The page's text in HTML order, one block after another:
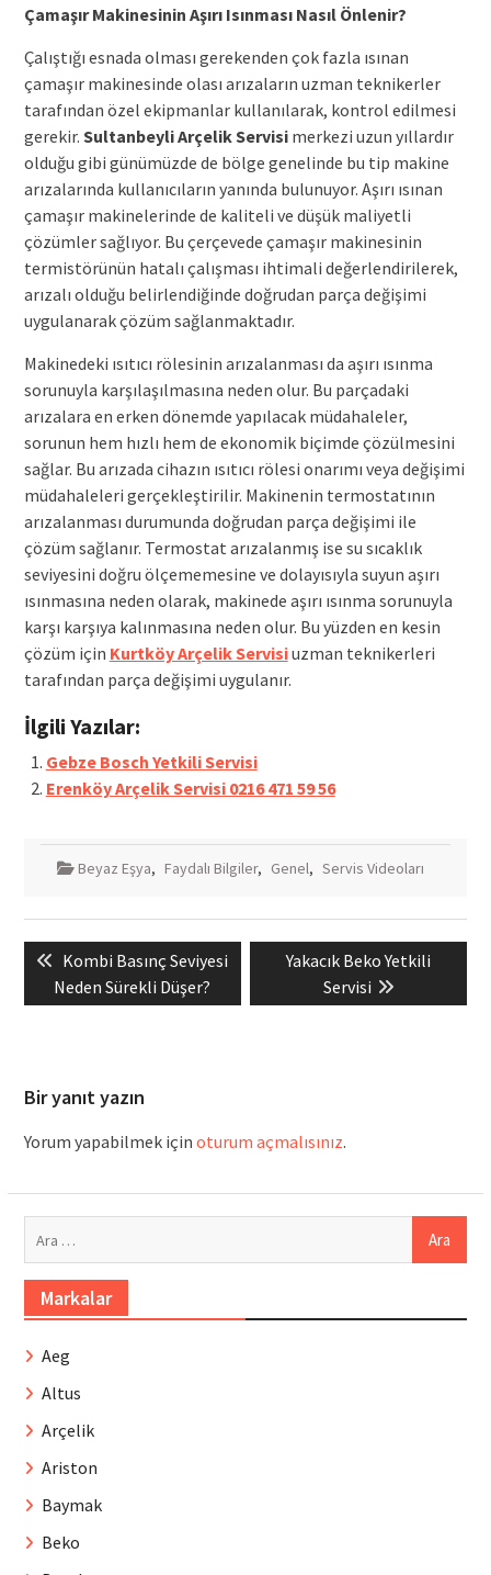
Çamaşır Makinesinin Aşırı Isınması Nasıl Önlenir?
Çalıştığı esnada olması gerekenden çok fazla ısınan
çamaşır makinesinde olası arızaların uzman teknikerler
tarafından özel ekipmanlar kullanılarak, kontrol edilmesi
gerekir. Sultanbeyli Arçelik Servisimerkezi uzun yıllardır
olduğu gibi günümüzde de bölge genelinde bu tip makine
arızalarında kullanıcıların yanında bulunuyor. Aşırı ısınan
çamaşır makinelerinde de kaliteli ve düşük maliyetli
çözümler sağlıyor. Bu çerçevede çamaşır makinesinin
termistörünün hatalı çalışması ihtimali değerlendirilerek,
arızalı olduğu belirlendiğinde doğrudan parça değişimi
uygulanarak çözüm sağlanmaktadır.
Makinedeki ısıtıcı rölesinin arızalanması da aşırı ısınma
sorunuyla karşılaşılmasına neden olur. Bu parçadaki
arızalara en erken dönemde yapılacak müdahaleler,
sorunun hem hızlı hem de ekonomik biçimde çözülmesini
sağlar. Bu arızada cihazın ısıtıcı rölesi onarımı veya değişimi
müdahaleleri gerçekleştirilir. Makinenin termostatının
arızalanması durumunda doğrudan parça değişimi ile
çözüm sağlanır. Termostat arızalanmış ise su sıcaklık
seviyesini doğru ölçememesine ve dolayısıyla suyun aşırı
ısınmasına neden olarak, makinede aşırı ısınma sorunuyla
karşı karşıya kalınmasına neden olur. Bu yüzden en kesin
çözüm için Kurtköy Arçelik Servisiuzman teknikerleri
tarafından parça değişimi uygulanır.
İlgili Yazılar:
Gebze Bosch Yetkili Servisi
Erenköy Arçelik Servisi 0216 471 59 56
Beyaz Eşya, Faydalı Bilgiler, Genel, Servis Videoları
Yazı
gezinmesi
Previous
post:
Kombi Basınç Seviyesi
Neden Sürekli Düşer?
Next
post:
Yakacık Beko Yetkili
Servisi
Bir yanıt yazın
Yorum yapabilmek için oturum açmalısınız.
Markalar
Aeg
Altus
Arçelik
Ariston
Baymak
Beko